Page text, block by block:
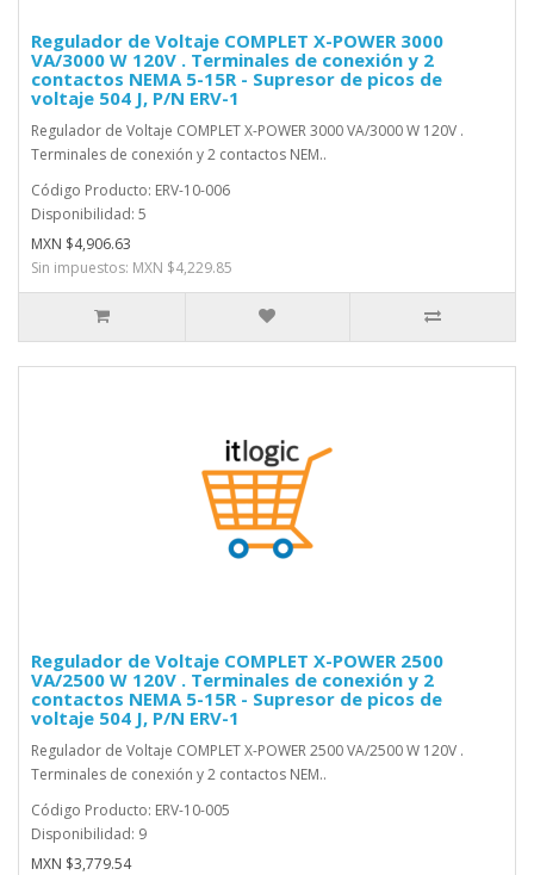
Regulador de Voltaje COMPLET X-POWER 3000
VA/3000 W 120V . Terminales de conexión y 2
contactos NEMA 5-15R - Supresor de picos de
voltaje 504 J, P/N ERV-1
Regulador de Voltaje COMPLET X-POWER 3000 VA/3000 W 120V .
Terminales de conexión y 2 contactos NEM..
Código Producto: ERV-10-006
Disponibilidad: 5
MXN $4,906.63
Sin impuestos: MXN $4,229.85
Regulador de Voltaje COMPLET X-POWER 2500
VA/2500 W 120V . Terminales de conexión y 2
contactos NEMA 5-15R - Supresor de picos de
voltaje 504 J, P/N ERV-1
Regulador de Voltaje COMPLET X-POWER 2500 VA/2500 W 120V .
Terminales de conexión y 2 contactos NEM..
Código Producto: ERV-10-005
Disponibilidad: 9
MXN $3,779.54